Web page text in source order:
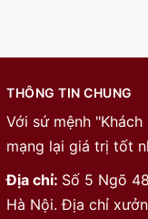
THÔNG TIN CHUNG
Với sứ mệnh
mạng lại giá trị tốt
Địa chỉ: Số 5 Ngõ
Hà Nội. Địa chỉ